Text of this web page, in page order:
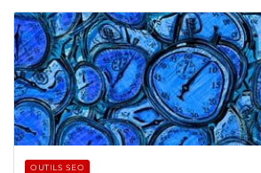
OUTILS SEO